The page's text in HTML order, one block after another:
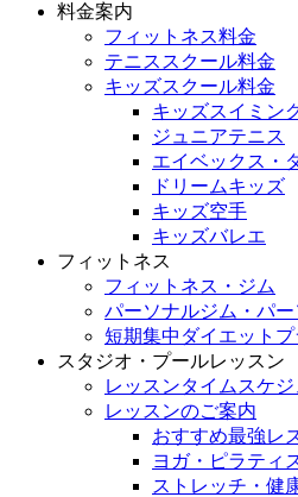
料金案内
フィットネス料金
テニススクール料金
キッズスクール料金
キッズスイミン
ジュニアテニス
エイベックス・
ドリームキッズ
キッズ空手
キッズバレエ
フィットネス
フィットネス・ジム
パーソナルジム・パ
短期集中ダイエットプ
スタジオ・プールレッスン
レッスンタイムスケ
レッスンのご案内
おすすめ最強レ
ヨガ・ピラティ
ストレッチ・健